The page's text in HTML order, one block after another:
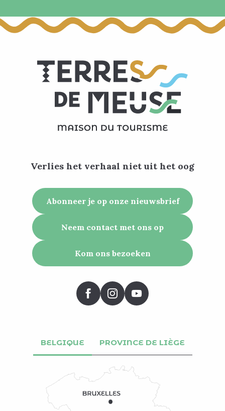
Verlies het verhaal niet uit het oog
Abonneer je op onze nieuwsbrief
Neem contact met ons op
Kom ons bezoeken
BELGIQUE PROVINCE DE LIÈGE